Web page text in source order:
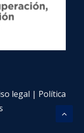
legal | Política